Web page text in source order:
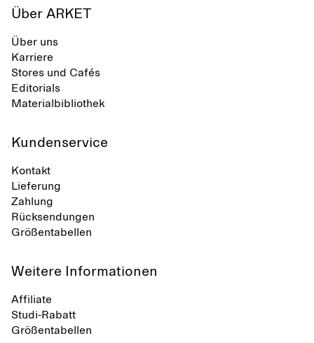
Über ARKET
Über uns
Karriere
Stores und Cafés
Editorials
Materialbibliothek
Kundenservice
Kontakt
Lieferung
Zahlung
Rücksendungen
Größentabellen
Weitere Informationen
Affiliate
Studi-Rabatt
Größentabellen